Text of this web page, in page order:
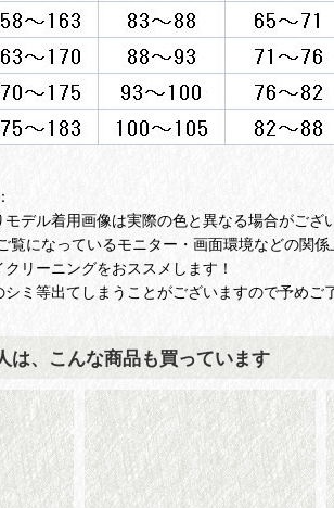
デル着用画像は実際の色と異なる場合がござ
になっているモニター・画面環境などの関
リーニングをおススメします！
ミ等出てしまうことがございますので予め
は、こんな商品も買っています